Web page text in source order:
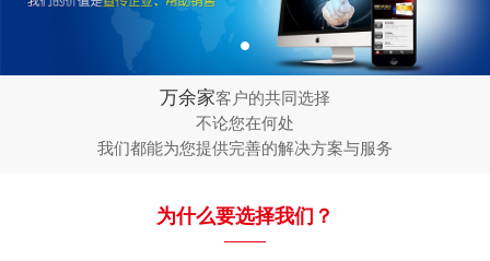
万余家客户的共同选择
不论您在何处
我们都能为您提供完善的解决方案与服务
为什么要选择我们？